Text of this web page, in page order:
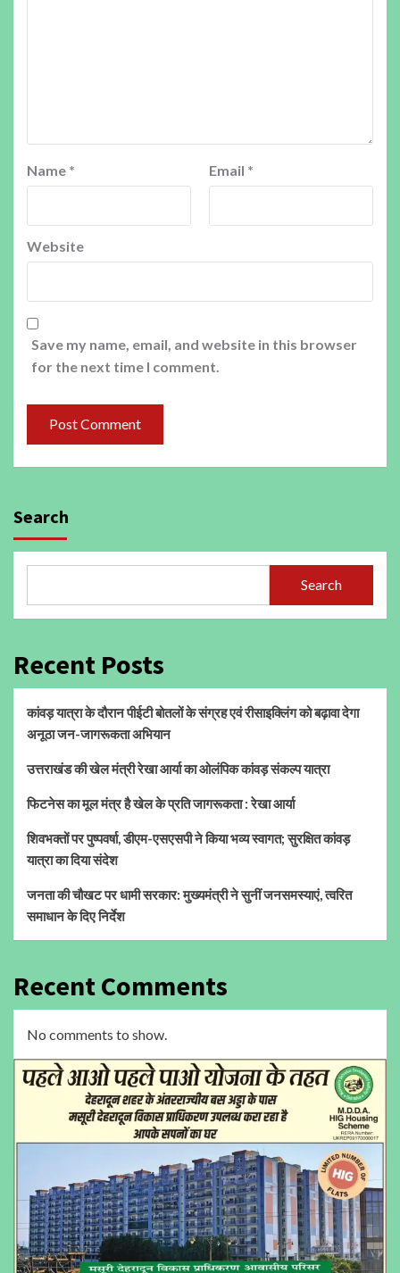
Name * Email *
Website
Save my name, email, and website in this browser
for the next time I comment.
Search
Search
Recent Posts
कांवड़ यात्रा के दौरान पीईटी बोतलों के संग्रह एवं रीसाइक्लिंग को बढ़ावा देगा
अनूठा जन-जागरूकता अभियान
उत्तराखंड की खेल मंत्री रेखा आर्या का ओलंपिक कांवड़ संकल्प यात्रा
फिटनेस का मूल मंत्र है खेल के प्रति जागरूकता : रेखा आर्या
शिवभक्तों पर पुष्पवर्षा, डीएम-एसएसपी ने किया भव्य स्वागत; सुरक्षित कांवड़
यात्रा का दिया संदेश
जनता की चौखट पर धामी सरकार: मुख्यमंत्री ने सुनीं जनसमस्याएं, त्वरित
समाधान के दिए निर्देश
Recent Comments
No comments to show.